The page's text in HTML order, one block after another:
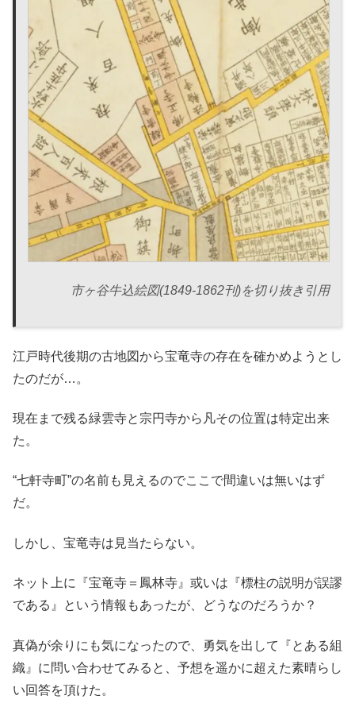
市ヶ谷牛込絵図(1849-1862刊)を切り抜き引用
江戸時代後期の古地図から宝竜寺の存在を確かめようとし
たのだが…。
現在まで残る緑雲寺と宗円寺から凡その位置は特定出来
た。
“七軒寺町”の名前も見えるのでここで間違いは無いはず
だ。
しかし、宝竜寺は見当たらない。
ネット上に『宝竜寺＝鳳林寺』或いは『標柱の説明が誤謬
である』という情報もあったが、どうなのだろうか？
真偽が余りにも気になったので、勇気を出して『とある組
織』に問い合わせてみると、予想を遥かに超えた素晴らし
い回答を頂けた。